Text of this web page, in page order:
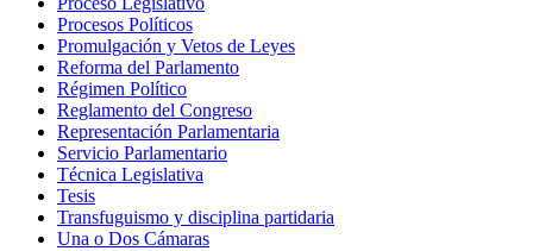
Procesos Políticos
Promulgación y Vetos de Leyes
Reforma del Parlamento
Régimen Político
Reglamento del Congreso
Representación Parlamentaria
Servicio Parlamentario
Técnica Legislativa
Tesis
Transfuguismo y disciplina partidaria
Una o Dos Cámaras